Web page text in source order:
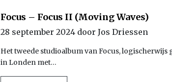
Focus – Focus II (Moving Waves)
28 september 2024 door Jos Driessen
Het tweede studioalbum van Focus, logischerwijs
in Londen met…